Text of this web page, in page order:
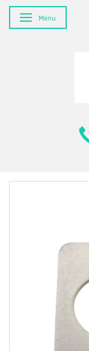
Toggle navigation
Menu